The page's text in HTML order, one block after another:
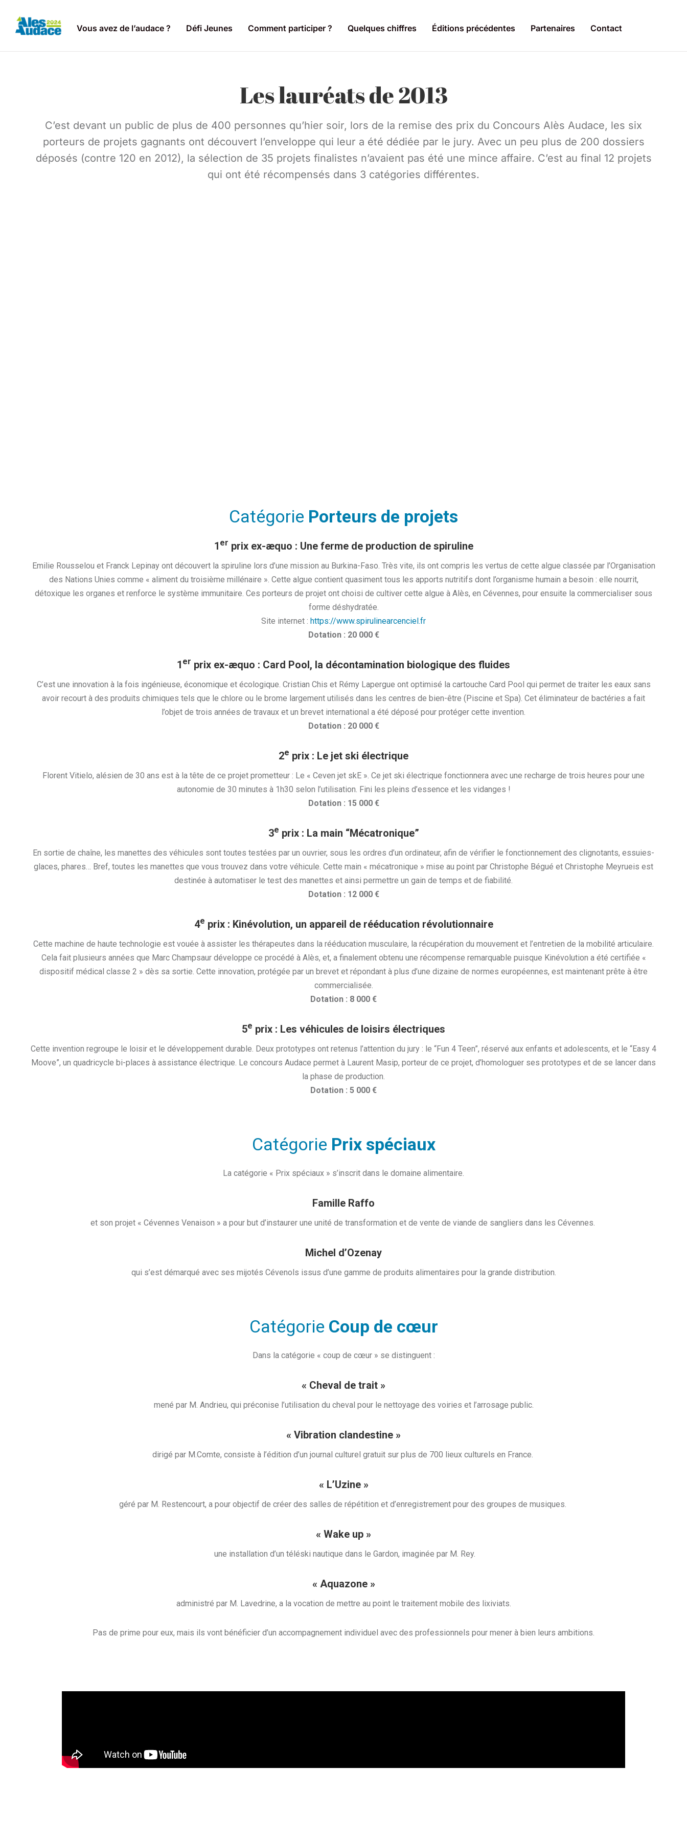
Vous avez de l’audace ? Défi Jeunes Comment participer ? Quelques chiffres Éditions précédentes Partenaires Contact
Les lauréats de 2013
C’est devant un public de plus de 400 personnes qu’hier soir, lors de la remise des prix du Concours Alès Audace, les six
porteurs de projets gagnants ont découvert l’enveloppe qui leur a été dédiée par le jury. Avec un peu plus de 200 dossiers
déposés (contre 120 en 2012), la sélection de 35 projets finalistes n’avaient pas été une mince affaire. C’est au final 12 projets
qui ont été récompensés dans 3 catégories différentes.
Catégorie Porteurs de projets​
1 er prix ex-æquo : Une ferme de production de spiruline
Emilie Rousselou et Franck Lepinay ont découvert la spiruline lors d’une mission au Burkina-Faso. Très vite, ils ont compris les vertus de cette algue classée par l’Organisation
des Nations Unies comme « aliment du troisième millénaire ». Cette algue contient quasiment tous les apports nutritifs dont l’organisme humain a besoin : elle nourrit,
détoxique les organes et renforce le système immunitaire. Ces porteurs de projet ont choisi de cultiver cette algue à Alès, en Cévennes, pour ensuite la commercialiser sous
forme déshydratée.
Site internet : https://www.spirulinearcenciel.fr
Dotation : 20 000 €
1 er prix ex-æquo : Card Pool, la décontamination biologique des fluides
C’est une innovation à la fois ingénieuse, économique et écologique. Cristian Chis et Rémy Lapergue ont optimisé la cartouche Card Pool qui permet de traiter les eaux sans
avoir recourt à des produits chimiques tels que le chlore ou le brome largement utilisés dans les centres de bien-être (Piscine et Spa). Cet éliminateur de bactéries a fait
l’objet de trois années de travaux et un brevet international a été déposé pour protéger cette invention.
Dotation : 20 000 €
2e prix : Le jet ski électrique
Florent Vitielo, alésien de 30 ans est à la tête de ce projet prometteur : Le « Ceven jet skE ». Ce jet ski électrique fonctionnera avec une recharge de trois heures pour une
autonomie de 30 minutes à 1h30 selon l’utilisation. Fini les pleins d’essence et les vidanges !
Dotation : 15 000 €
3e prix : La main “Mécatronique”
En sortie de chaîne, les manettes des véhicules sont toutes testées par un ouvrier, sous les ordres d’un ordinateur, afin de vérifier le fonctionnement des clignotants, essuies-
glaces, phares… Bref, toutes les manettes que vous trouvez dans votre véhicule. Cette main « mécatronique » mise au point par Christophe Bégué et Christophe Meyrueis est
destinée à automatiser le test des manettes et ainsi permettre un gain de temps et de fiabilité.
Dotation : 12 000 €
4e prix : Kinévolution, un appareil de rééducation révolutionnaire
Cette machine de haute technologie est vouée à assister les thérapeutes dans la rééducation musculaire, la récupération du mouvement et l’entretien de la mobilité articulaire.
Cela fait plusieurs années que Marc Champsaur développe ce procédé à Alès, et, a finalement obtenu une récompense remarquable puisque Kinévolution a été certifiée «
dispositif médical classe 2 » dès sa sortie. Cette innovation, protégée par un brevet et répondant à plus d’une dizaine de normes européennes, est maintenant prête à être
commercialisée.
Dotation : 8 000 €
5e prix : Les véhicules de loisirs électriques
Cette invention regroupe le loisir et le développement durable. Deux prototypes ont retenus l’attention du jury : le “Fun 4 Teen”, réservé aux enfants et adolescents, et le “Easy 4
Moove”, un quadricycle bi-places à assistance électrique. Le concours Audace permet à Laurent Masip, porteur de ce projet, d’homologuer ses prototypes et de se lancer dans
la phase de production.
Dotation : 5 000 €
Catégorie Prix spéciaux
La catégorie « Prix spéciaux » s’inscrit dans le domaine alimentaire.
Famille Raffo
et son projet « Cévennes Venaison » a pour but d’instaurer une unité de transformation et de vente de viande de sangliers dans les Cévennes.
Michel d’Ozenay
qui s’est démarqué avec ses mijotés Cévenols issus d’une gamme de produits alimentaires pour la grande distribution.
Catégorie Coup de cœur
Dans la catégorie « coup de cœur » se distinguent :
« Cheval de trait »
mené par M. Andrieu, qui préconise l’utilisation du cheval pour le nettoyage des voiries et l’arrosage public.
« Vibration clandestine »
dirigé par M.Comte, consiste à l’édition d’un journal culturel gratuit sur plus de 700 lieux culturels en France.
« L’Uzine »
géré par M. Restencourt, a pour objectif de créer des salles de répétition et d’enregistrement pour des groupes de musiques.
« Wake up »
une installation d’un téléski nautique dans le Gardon, imaginée par M. Rey.
« Aquazone »
administré par M. Lavedrine, a la vocation de mettre au point le traitement mobile des lixiviats.
Pas de prime pour eux, mais ils vont bénéficier d’un accompagnement individuel avec des professionnels pour mener à bien leurs ambitions.